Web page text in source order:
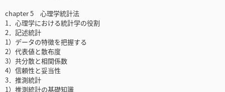
chapter 5 心理学統計法
1．心理学における統計学の役割
2．記述統計
1）データの特徴を把握する
2）代表値と散布度
3）共分散と相関係数
4）信頼性と妥当性
3．推測統計
1）推測統計の基礎知識